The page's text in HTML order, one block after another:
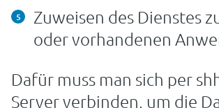
Zuweisen des Dienstes
oder vorhandenen
Dafür muss man sich per
Server verbinden, um die